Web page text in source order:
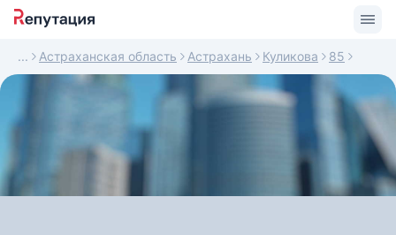
Астраханская область Астрахань Куликова 85